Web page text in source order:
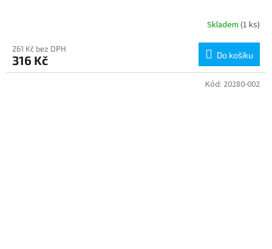
Skladem (1 ks)
261 Kč bez DPH
316 Kč Do košíku
Kód: 20280-002